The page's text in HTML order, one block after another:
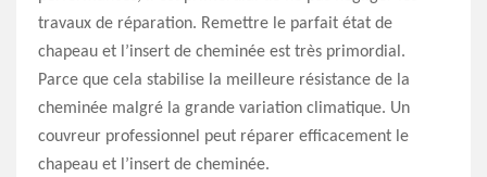
travaux de réparation. Remettre le parfait état de
chapeau et l’insert de cheminée est très primordial.
Parce que cela stabilise la meilleure résistance de la
cheminée malgré la grande variation climatique. Un
couvreur professionnel peut réparer efficacement le
chapeau et l’insert de cheminée.